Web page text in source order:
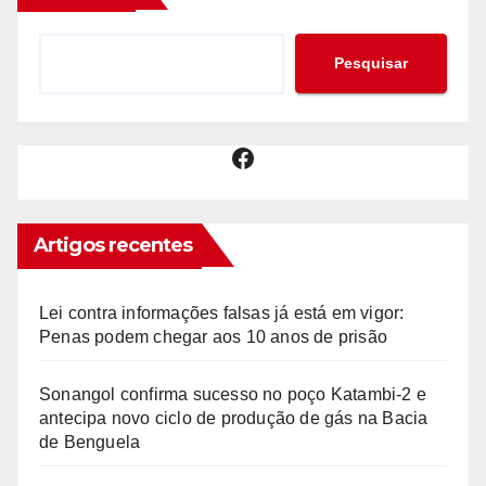
Pesquisar
Facebook
Artigos recentes
Lei contra informações falsas já está em vigor:
Penas podem chegar aos 10 anos de prisão
Sonangol confirma sucesso no poço Katambi-2 e
antecipa novo ciclo de produção de gás na Bacia
de Benguela